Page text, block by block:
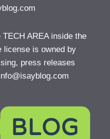
AREA inside the
license is owned by
press releases